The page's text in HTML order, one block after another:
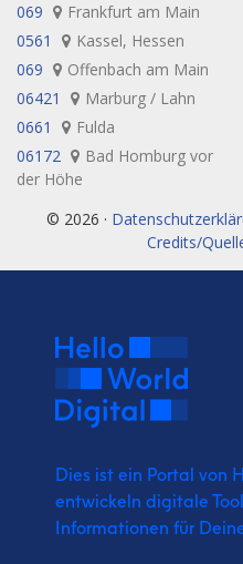
069 Frankfurt am Main
0561
Kassel, Hessen
069
Offenbach am Main
06421
Marburg / Lahn
0661
Fulda
06172
Bad Homburg vor
der Höhe
© 2026 ·
Credits/
Dies ist ein Portal von
entwickeln digitale
Informationen für